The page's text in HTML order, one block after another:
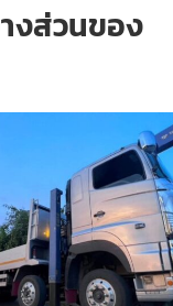
งส่วนของ